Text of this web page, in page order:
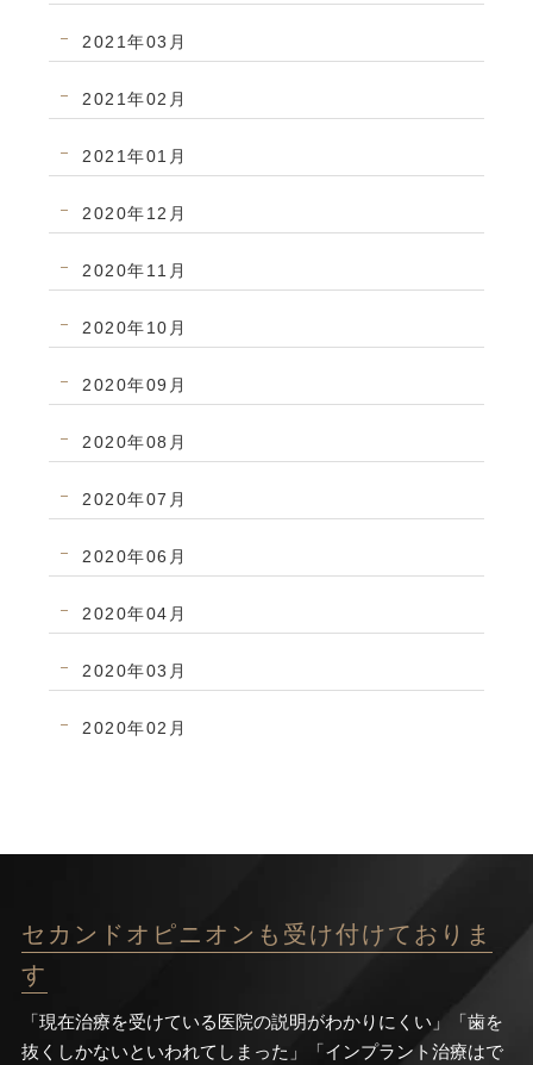
2021年03月
2021年02月
2021年01月
2020年12月
2020年11月
2020年10月
2020年09月
2020年08月
2020年07月
2020年06月
2020年04月
2020年03月
2020年02月
セカンドオピニオンも受け付けておりま
す
「現在治療を受けている医院の説明がわかりにくい」「歯を
抜くしかないといわれてしまった」「インプラント治療はで